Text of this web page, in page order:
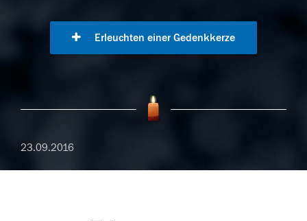
Erleuchten einer Gedenkkerze
23.09.2016